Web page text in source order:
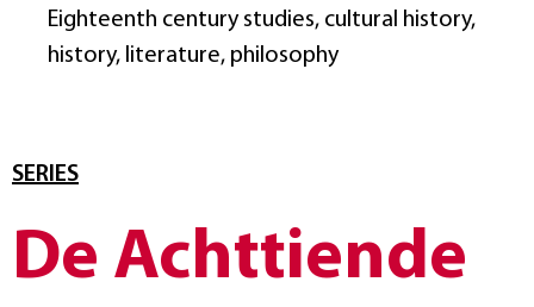
Eighteenth century studies, cultural history,
history, literature, philosophy
SERIES
De Achttiende